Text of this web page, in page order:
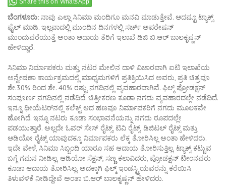
Share this on WhatsApp
ಬೆಂಗಳೂರು: ನಾವು ಎಲ್ಲಾ ಸಿನಿಮಾ ಮಂದಿಗೂ ಮನವಿ ಮಾಡುತ್ತೇವೆ. ಆದಷ್ಟೂ ಟ್ಯಾಕ್ಸ್
ಫೈಲ್ ಮಾಡಿ. ಇಲ್ಲವಾದಲ್ಲಿ ಮುಂದಿನ ದಿನಗಳಲ್ಲಿ ಸರ್ಚ್ ಅಪರೇಷನ್
ಮುಂದುವರೆಯುತ್ತೆ ಅಂತಾ ಆದಾಯ ತೆರಿಗೆ ಇಲಾಖೆ ಡಿಜಿ ಬಿ.ಆರ್ ಬಾಲಕೃಷ್ಣನ್
ಹೇಳಿದ್ದಾರೆ.
ಸಿನಿಮಾ ನಿರ್ಮಾಪಕರು ಮತ್ತು ನಟರ ಮೇಲಿನ ದಾಳಿ ವಿಚಾರವಾಗಿ ಐಟಿ ಇಲಾಖೆಯ
ಅನ್ವೇಷಣಾ ಕಾರ್ಯಕ್ರಮದಲ್ಲಿ ಮಾಧ್ಯಮಗಳಿಗೆ ಪ್ರತಿಕ್ರಿಯಿಸಿದ ಅವರು, ಪ್ರತಿ ಚಿತ್ರವೂ
ಶೇ.30% ರಿಂದ ಶೇ. 40% ರಷ್ಟು ನಗದಿನಲ್ಲಿ ವ್ಯವಹಾರವಾಗಿವೆ. ಫಿಲ್ಮ್ ಪ್ರೋಡಕ್ಷನ್
ಸಂಪೂರ್ಣ ನಗದಿನಲ್ಲಿ ನಡೆದಿದೆ. ಚಿತ್ರೀಕರಣ ಕೂಡಾ ನಗದು ವ್ಯವಹಾರದಲ್ಲೇ ನಡೆದಿದೆ.
ಇನ್ನೂ ಥೀಯೆಟರ್​ನಲ್ಲಿ ಕಲೆಕ್ಟ್ ಆದ ಹಣವೂ ನಿರ್ಮಾಪಕರಿಗೆ ನಗದು ಮೂಲಕವೇ
ಹೋಗಿದೆ. ಇನ್ನೂ ನಟರು ಕೂಡಾ ಸಂಭಾವನೆಯನ್ನು ನಗದು ರೂಪದಲ್ಲೇ
ಪಡಯುತ್ತಾರೆ. ಅಲ್ಲದೇ ಓವರ್ ಸೇಸ್ ರೈಟ್ಸ್, ಟಿವಿ ರೈಟ್ಸ್, ಡಿಜಿಟಲ್ ರೈಟ್ಸ್ ಮತ್ತು
ಆಡಿಯೋ ರೈಟ್ಸ್ ಯಾವುದಕ್ಕೂ ನಿರ್ಮಾಪಕರು ಲೆಕ್ಕ ತೋರಿಸಿಲ್ಲ ಅಂತಾ ಹೇಳಿದರು.
ಇದೇ ವೇಳೆ, ಸಿನಿಮಾ ಸಿಬ್ಬಂದಿ ಯಾರೂ ಸಹ ಆದಾಯ ತೋರಿಸುತ್ತಿಲ್ಲ. ಟ್ಯಾಕ್ಸ್ ಕಟ್ಟುವ
ಬಗ್ಗೆ ಗಮನ ನೀಡಿಲ್ಲ. ಆಡಿಯೋ ಸೆಕ್ಷನ್, ಸಣ್ಣ ಕಲಾವಿದರು, ಪ್ರೋಡಕ್ಷನ್ ಟೀಂನವರು
ಕೂಡಾ ಆದಾಯ ತೋರಿಸಿಲ್ಲ. ಅದಕ್ಕಾಗಿ ಫಿಲ್ಮ್ ಇಂಡಸ್ಟ್ರಿಯವರನ್ನು ಕರೆಯಿಸಿ
ತಿಳುವಳಿಕೆ ನೀಡಿದ್ದೇವೆ ಅಂತಾ ಬಿ.ಆರ್ ಬಾಲಕೃಷ್ಣನ್ ಹೇಳಿದರು.